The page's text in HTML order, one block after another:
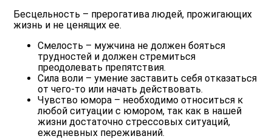
Бесцельность – прерогатива людей, прожигающих
жизнь и не ценящих ее.
Смелость – мужчина не должен бояться
трудностей и должен стремиться
преодолевать препятствия.
Сила воли – умение заставить себя отказаться
от чего-то или начать действовать.
Чувство юмора – необходимо относиться к
любой ситуации с юмором, так как в нашей
жизни достаточно стрессовых ситуаций,
ежедневных переживаний.